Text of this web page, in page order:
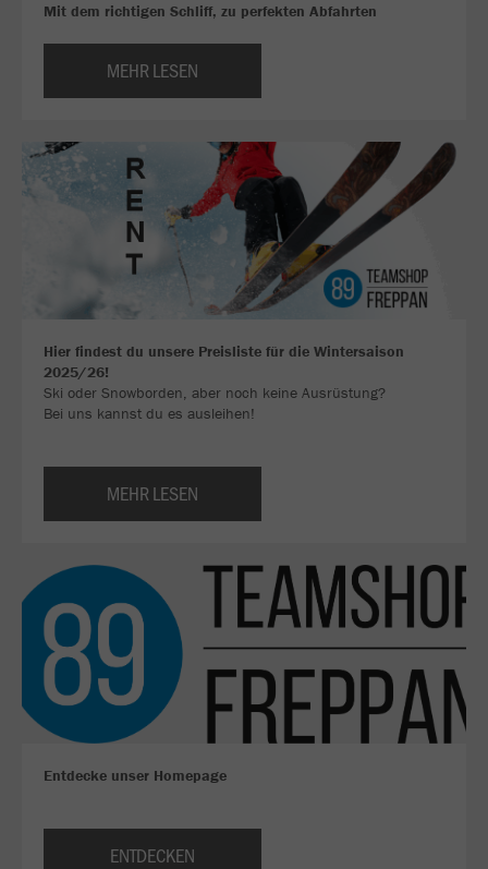
Mit dem richtigen Schliff, zu perfekten Abfahrten
MEHR LESEN
Hier findest du unsere Preisliste für die Wintersaison
2025/26!
Ski oder Snowborden, aber noch keine Ausrüstung?
Bei uns kannst du es ausleihen!
MEHR LESEN
Entdecke unser Homepage
ENTDECKEN